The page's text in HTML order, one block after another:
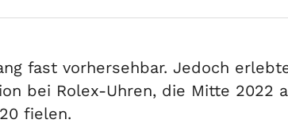
fast vorhersehbar. Jedoch
bei Rolex-Uhren, die Mitte 2022
fielen.